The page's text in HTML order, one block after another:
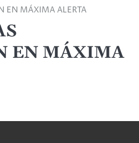
EN MÁXIMA ALERTA
EN MÁXIMA